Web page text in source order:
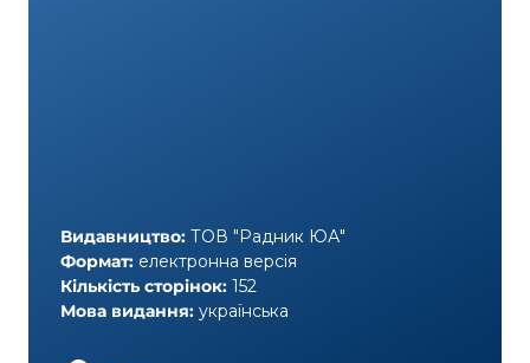
Видавництво: ТОВ "Радник ЮА"
Формат: електронна версія
Кількість сторінок: 152
Мова видання: українська